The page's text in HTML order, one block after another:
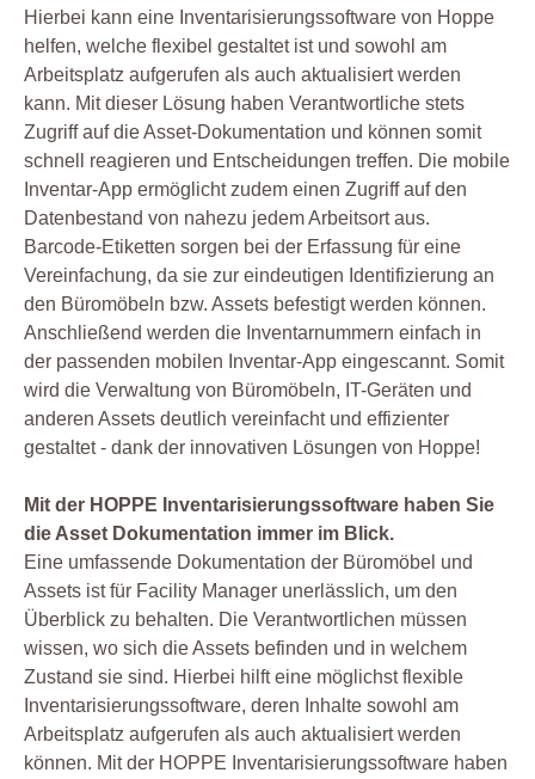
Hierbei kann eine Inventarisierungssoftware von Hoppe
helfen, welche flexibel gestaltet ist und sowohl am
Arbeitsplatz aufgerufen als auch aktualisiert werden
kann. Mit dieser Lösung haben Verantwortliche stets
Zugriff auf die Asset-Dokumentation und können somit
schnell reagieren und Entscheidungen treffen. Die mobile
Inventar-App ermöglicht zudem einen Zugriff auf den
Datenbestand von nahezu jedem Arbeitsort aus.
Barcode-Etiketten sorgen bei der Erfassung für eine
Vereinfachung, da sie zur eindeutigen Identifizierung an
den Büromöbeln bzw. Assets befestigt werden können.
Anschließend werden die Inventarnummern einfach in
der passenden mobilen Inventar-App eingescannt. Somit
wird die Verwaltung von Büromöbeln, IT-Geräten und
anderen Assets deutlich vereinfacht und effizienter
gestaltet - dank der innovativen Lösungen von Hoppe!
Mit der HOPPE Inventarisierungssoftware haben Sie
die Asset Dokumentation immer im Blick.
Eine umfassende Dokumentation der Büromöbel und
Assets ist für Facility Manager unerlässlich, um den
Überblick zu behalten. Die Verantwortlichen müssen
wissen, wo sich die Assets befinden und in welchem
Zustand sie sind. Hierbei hilft eine möglichst flexible
Inventarisierungssoftware, deren Inhalte sowohl am
Arbeitsplatz aufgerufen als auch aktualisiert werden
können. Mit der HOPPE Inventarisierungssoftware haben